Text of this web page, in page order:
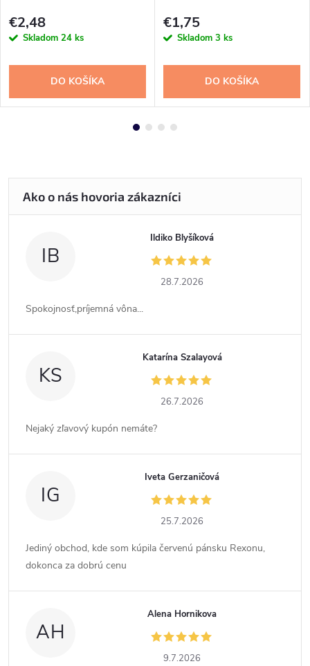
€2,48
Skladom 24 ks
DO KOŠÍKA
€1,75
Skladom 3 ks
DO KOŠÍKA
IB
Ildiko Blyšíková
28.7.2026
Spokojnosť,príjemná vôna...
KS
Katarína Szalayová
26.7.2026
Nejaký zľavový kupón nemáte?
IG
Iveta Gerzaničová
25.7.2026
Jediný obchod, kde som kúpila červenú pánsku Rexonu,
dokonca za dobrú cenu
AH
Alena Hornikova
9.7.2026